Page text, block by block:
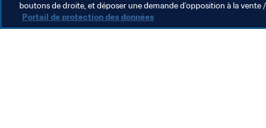
boutons de droite, et déposer une demande d’opposition à la
Portail de protection des données